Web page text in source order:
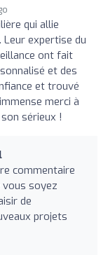
qui allie
expertise du
ont fait
et des
et trouvé
merci à
sérieux !
commentaire
soyez
de
projets